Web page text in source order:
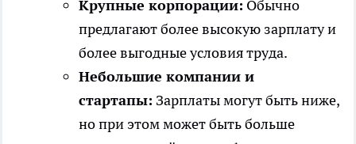
Крупные корпорации: Обычно
предлагают более высокую зарплату и
более выгодные условия труда.
Небольшие компании и
стартапы: Зарплаты могут быть ниже,
но при этом может быть больше